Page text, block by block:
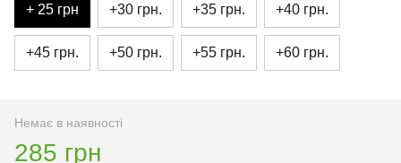
+ 25 грн +30 грн. +35 грн. +40 грн.
+45 грн. +50 грн. +55 грн. +60 грн.
Немає в наявності
285 грн